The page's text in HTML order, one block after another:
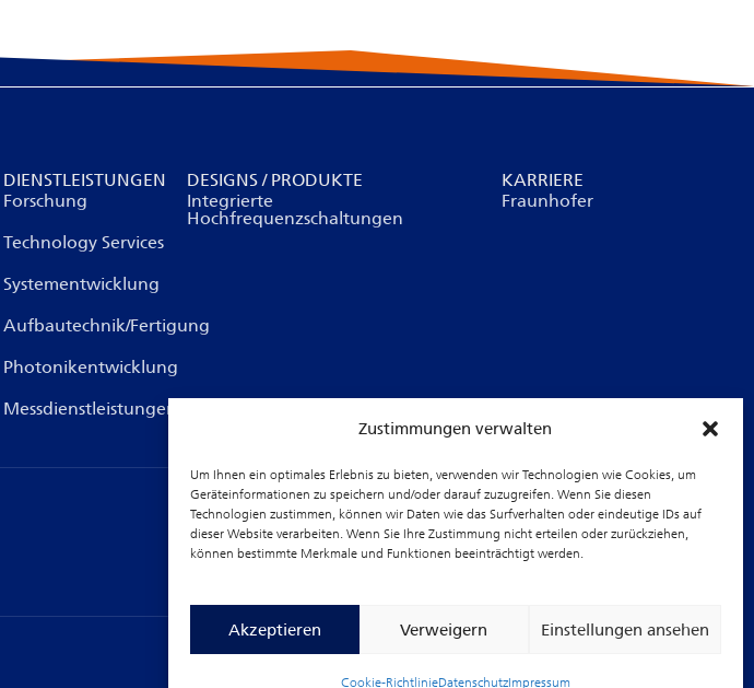
Zustimmungen verwalten
Um Ihnen ein optimales Erlebnis zu bieten, verwenden wir Technologien wie Cookies, um
Geräteinformationen zu speichern und/oder darauf zuzugreifen. Wenn Sie diesen
Technologien zustimmen, können wir Daten wie das Surfverhalten oder eindeutige IDs auf
dieser Website verarbeiten. Wenn Sie Ihre Zustimmung nicht erteilen oder zurückziehen,
können bestimmte Merkmale und Funktionen beeinträchtigt werden.
Akzeptieren Verweigern Einstellungen ansehen
Cookie-RichtlinieDatenschutzImpressum
DIENSTLEISTUNGEN
Forschung
Technology Services
Systementwicklung
Aufbautechnik/Fertigung
Photonikentwicklung
Messdienstleistungen
DESIGNS / PRODUKTE
Integrierte
Hochfrequenzschaltungen
KARRIERE
Fraunhofer